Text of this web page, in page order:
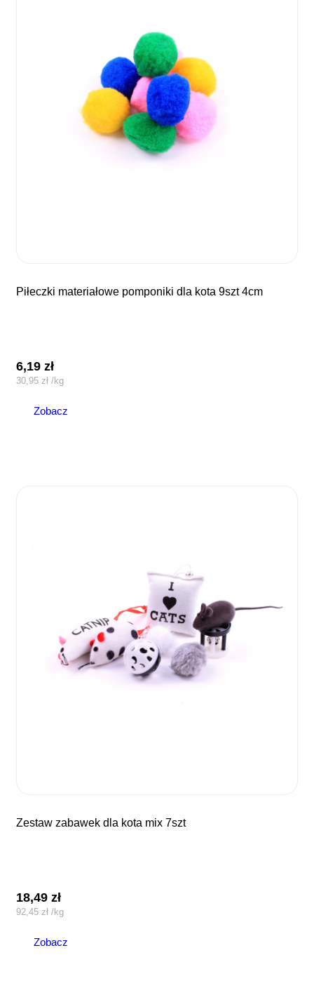
piłeczki materiałowe pomponiki dla kota 9szt 4cm
6,19zł
30,95zł /kg
Zobacz
zestaw zabawek dla kota mix 7szt
18,49zł
92,45zł /kg
Zobacz